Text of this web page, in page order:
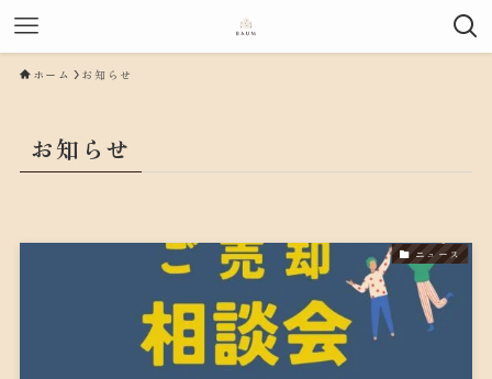
ホーム お知らせ
お知らせ
ニュース